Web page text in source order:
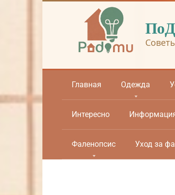
Главная Одежда
Интересно
Фаленопсис Уход за